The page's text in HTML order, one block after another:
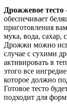
Дрожжевое тесто
обеспечивает
приготовления
мука, вода, сахар,
Дрожжи можно
случае с сухими
активировать в
этого все
которое должно
Готовое тесто
подходит для